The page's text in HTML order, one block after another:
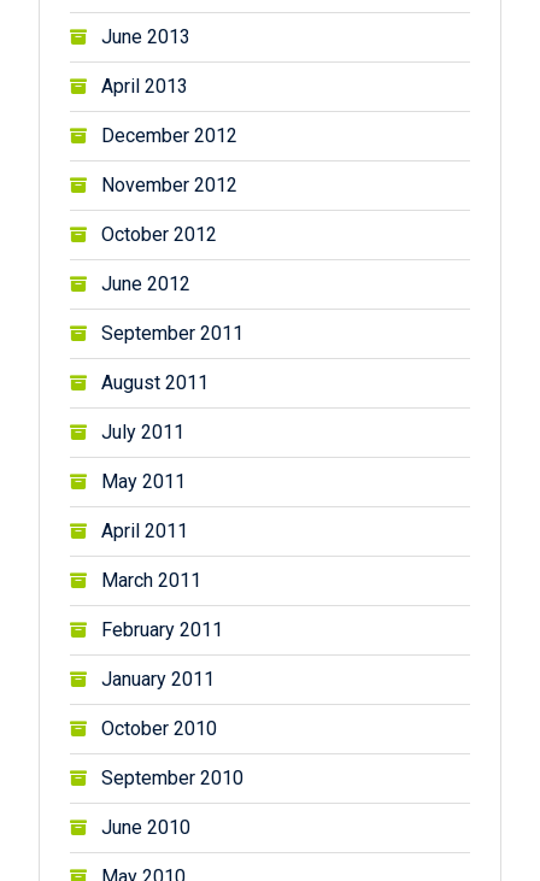
June 2013
April 2013
December 2012
November 2012
October 2012
June 2012
September 2011
August 2011
July 2011
May 2011
April 2011
March 2011
February 2011
January 2011
October 2010
September 2010
June 2010